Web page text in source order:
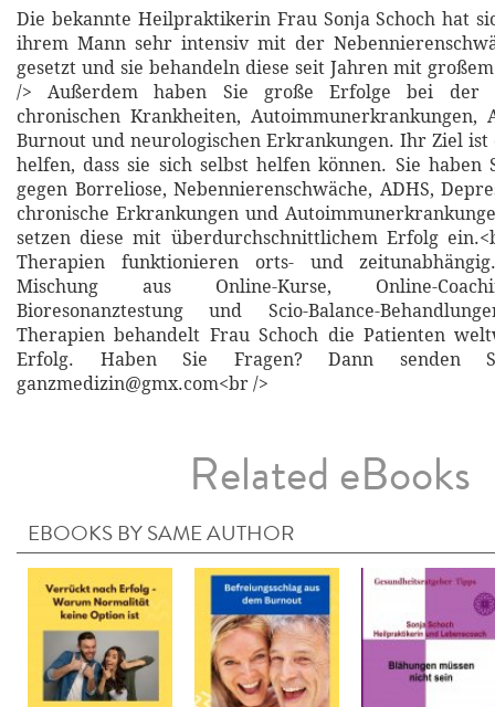
Die bekannte Heilpraktikerin Frau Sonja Schoch hat
ihrem Mann sehr intensiv mit der
gesetzt und sie behandeln diese seit Jahren mit
/> Außerdem haben Sie große Erfolge bei der
chronischen Krankheiten, Autoimmunerkrankungen,
Burnout und neurologischen Erkrankungen. Ihr Ziel ist
helfen, dass sie sich selbst helfen können. Sie haben
gegen Borreliose, Nebennierenschwäche, ADHS,
chronische Erkrankungen und
setzen diese mit überdurchschnittlichem Erfolg
Therapien funktionieren orts- und
Mischung aus Online-Kurse, Online-
Bioresonanztestung und Scio-Balance-
Therapien behandelt Frau Schoch die Patienten
Erfolg. Haben Sie Fragen? Dann senden
ganzmedizin@gmx.com<br />
Related eBooks
EBOOKS BY SAME AUTHOR